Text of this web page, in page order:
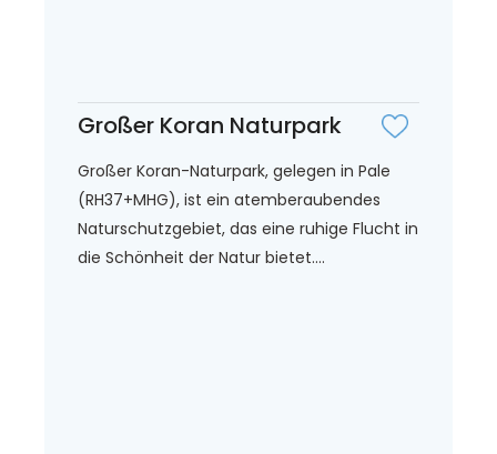
Großer Koran Naturpark
Großer Koran-Naturpark, gelegen in Pale
(RH37+MHG), ist ein atemberaubendes
Naturschutzgebiet, das eine ruhige Flucht in
die Schönheit der Natur bietet....